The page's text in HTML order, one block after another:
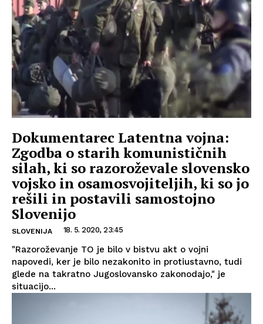
Dokumentarec Latentna vojna:
Zgodba o starih komunističnih
silah, ki so razoroževale slovensko
vojsko in osamosvojiteljih, ki so jo
rešili in postavili samostojno
Slovenijo
SLOVENIJA 18. 5. 2020, 23:45
"Razoroževanje TO je bilo v bistvu akt o vojni
napovedi, ker je bilo nezakonito in protiustavno, tudi
glede na takratno Jugoslovansko zakonodajo," je
situacijo...